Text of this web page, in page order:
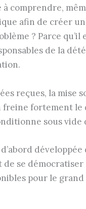
comprendre,
afin de créer
? Parce
de la
reçues, la mise
freine fortement le
sous
se
pour le